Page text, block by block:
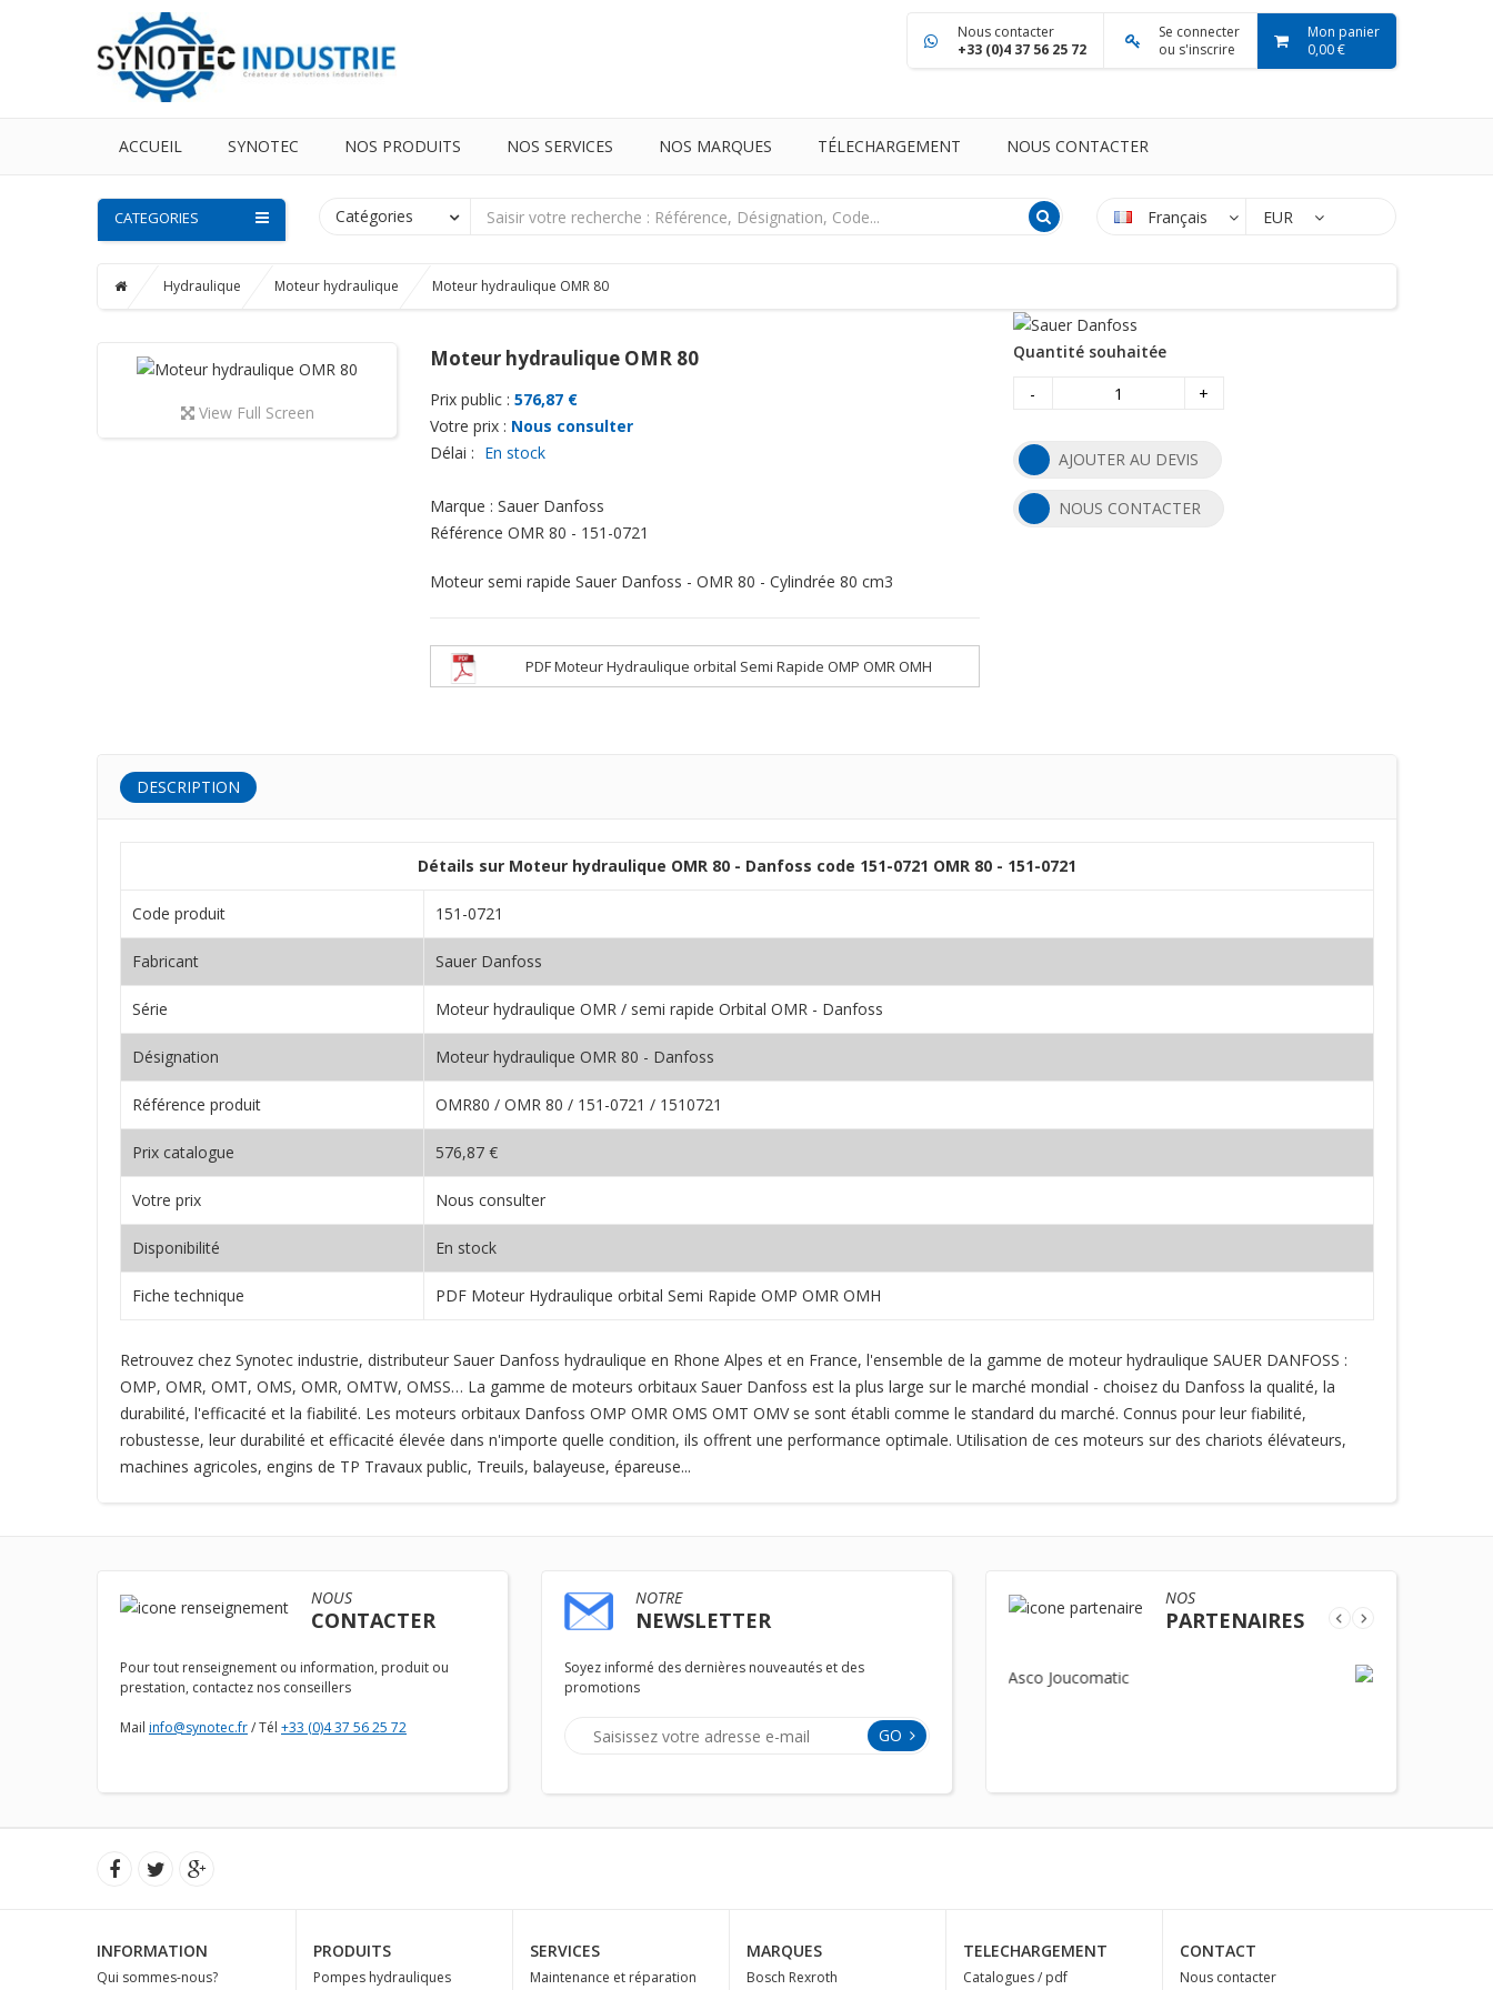
Nous contacter
+33 (0)4 37 56 25 72
Se connecter
ou s'inscrire
Mon panier
0,00 €
ACCUEIL SYNOTEC NOS PRODUITS NOS SERVICES NOS MARQUES TÉLECHARGEMENT NOUS CONTACTER
CATEGORIES Catégories Français EUR
Hydraulique Moteur hydraulique Moteur hydraulique OMR 80
View Full Screen
Moteur hydraulique OMR 80
Prix public : 576,87 €
Votre prix : Nous consulter
Délai : En stock
Marque : Sauer Danfoss
Référence OMR 80 - 151-0721
Moteur semi rapide Sauer Danfoss - OMR 80 - Cylindrée 80 cm3
PDF Moteur Hydraulique orbital Semi Rapide OMP OMR OMH
Quantité souhaitée
-
+
AJOUTER AU DEVIS
NOUS CONTACTER
DESCRIPTION
Détails sur Moteur hydraulique OMR 80 - Danfoss code 151-0721 OMR 80 - 151-0721
Code produit 151-0721
Fabricant Sauer Danfoss
Série Moteur hydraulique OMR / semi rapide Orbital OMR - Danfoss
Désignation Moteur hydraulique OMR 80 - Danfoss
Référence produit OMR80 / OMR 80 / 151-0721 / 1510721
Prix catalogue 576,87 €
Votre prix Nous consulter
Disponibilité En stock
Fiche technique PDF Moteur Hydraulique orbital Semi Rapide OMP OMR OMH
Retrouvez chez Synotec industrie, distributeur Sauer Danfoss hydraulique en Rhone Alpes et en France, l'ensemble de la gamme de moteur hydraulique SAUER DANFOSS :
OMP, OMR, OMT, OMS, OMR, OMTW, OMSS… La gamme de moteurs orbitaux Sauer Danfoss est la plus large sur le marché mondial - choisez du Danfoss la qualité, la
durabilité, l'efficacité et la fiabilité. Les moteurs orbitaux Danfoss OMP OMR OMS OMT OMV se sont établi comme le standard du marché. Connus pour leur fiabilité,
robustesse, leur durabilité et efficacité élevée dans n'importe quelle condition, ils offrent une performance optimale. Utilisation de ces moteurs sur des chariots élévateurs,
machines agricoles, engins de TP Travaux public, Treuils, balayeuse, épareuse...
NOUS
CONTACTER
Pour tout renseignement ou information, produit ou
prestation, contactez nos conseillers
Mail info@synotec.fr/ Tél +33 (0)4 37 56 25 72
NOTRE
NEWSLETTER
Soyez informé des dernières nouveautés et des
promotions
GO
NOS
PARTENAIRES
INFORMATION
Qui sommes-nous?
PRODUITS
Pompes hydrauliques
SERVICES
Maintenance et réparation
MARQUES
Bosch Rexroth
TELECHARGEMENT
Catalogues / pdf
CONTACT
Nous contacter